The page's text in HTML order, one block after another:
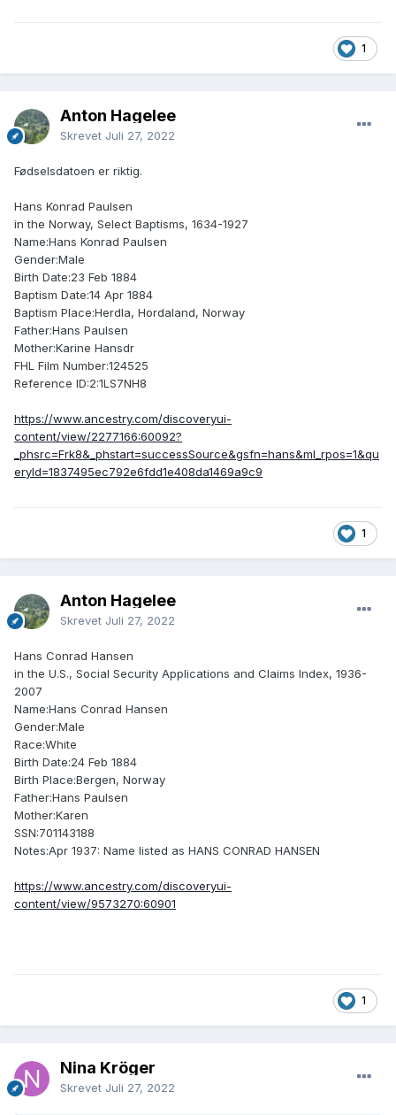
1
Anton Hagelee
Skrevet Juli 27, 2022
Fødselsdatoen er riktig.
Hans Konrad Paulsen
in the Norway, Select Baptisms, 1634-1927
Name:Hans Konrad Paulsen
Gender:Male
Birth Date:23 Feb 1884
Baptism Date:14 Apr 1884
Baptism Place:Herdla, Hordaland, Norway
Father:Hans Paulsen
Mother:Karine Hansdr
FHL Film Number:124525
Reference ID:2:1LS7NH8
https://www.ancestry.com/discoveryui-
content/view/2277166:60092?
_phsrc=Frk8&_phstart=successSource&gsfn=hans&ml_rpos=1&qu
eryId=1837495ec792e6fdd1e408da1469a9c9
1
Anton Hagelee
Skrevet Juli 27, 2022
Hans Conrad Hansen
in the U.S., Social Security Applications and Claims Index, 1936-
2007
Name:Hans Conrad Hansen
Gender:Male
Race:White
Birth Date:24 Feb 1884
Birth Place:Bergen, Norway
Father:Hans Paulsen
Mother:Karen
SSN:701143188
Notes:Apr 1937: Name listed as HANS CONRAD HANSEN
https://www.ancestry.com/discoveryui-
content/view/9573270:60901
1
Nina Kröger
Skrevet Juli 27, 2022